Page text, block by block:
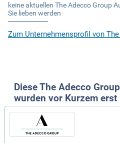
keine aktuellen The Adecco Group
Sie lieben werden
Zum Unternehmensprofil von
Diese The Adecco
wurden vor Kurzem erst